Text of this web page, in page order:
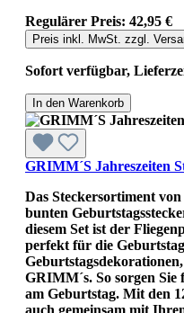
Regulärer Preis: 42,95 €
Preis inkl. MwSt. zzgl.
Sofort verfügbar,
In den Warenkorb
GRIMM´S Jahreszeiten
Das Steckersortiment
bunten
diesem Set ist der
perfekt für die
GRIMM´s. So sorgen
am Geburtstag. Mit den
auch gemeinsam mit